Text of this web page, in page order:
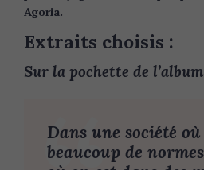
Agoria.
Extraits choisis :
Sur la pochette de l’album
Dans une société
beaucoup de